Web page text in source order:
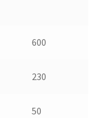
600
230
50